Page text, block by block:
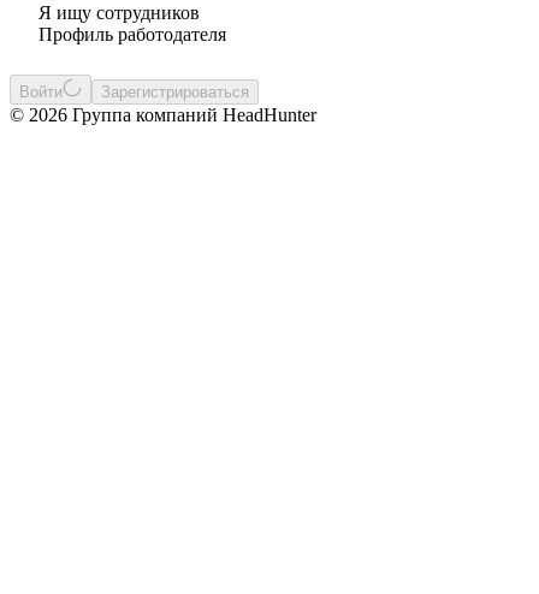
Я ищу сотрудников
Профиль работодателя
Войти Зарегистрироваться
© 2026 Группа компаний HeadHunter